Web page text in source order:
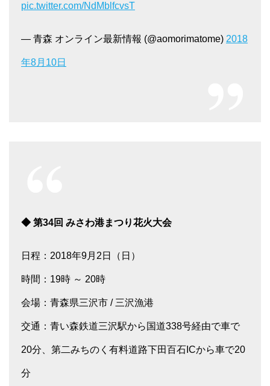
pic.twitter.com/NdMblfcvsT
— 青森 オンライン最新情報 (@aomorimatome) 2018
年8月10日
◆ 第34回 みさわ港まつり花火大会
日程：2018年9月2日（日）
時間：19時 ～ 20時
会場：青森県三沢市 / 三沢漁港
交通：青い森鉄道三沢駅から国道338号経由で車で
20分、第二みちのく有料道路下田百石ICから車で20
分